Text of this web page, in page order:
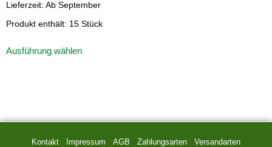
Lieferzeit: Ab September
Produkt enthält: 15 Stück
Ausführung wählen
Kontakt Impressum AGB Zahlungsarten Versandarten